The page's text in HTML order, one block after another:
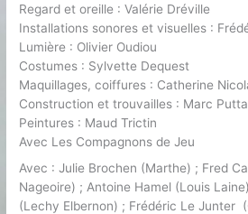
Regard et oreille : Valérie Dréville
Installations sonores et visuelles :
Lumière : Olivier Oudiou
Costumes : Sylvette Dequest
Maquillages, coiffures : Catherine
Construction et trouvailles : Marc
Peintures : Maud Trictin
Avec Les Compagnons de Jeu
Avec : Julie Brochen (Marthe) ; Fred
Nageoire) ; Antoine Hamel (Louis
(Lechy Elbernon) ; Frédéric Le Junter